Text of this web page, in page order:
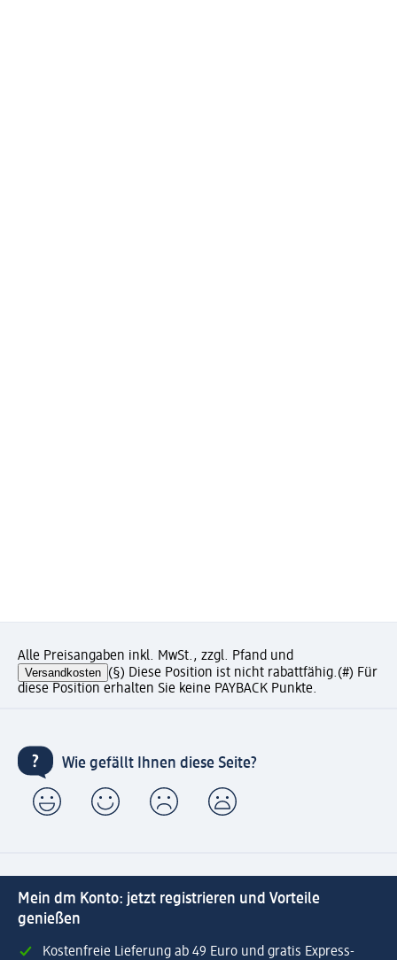
Alle Preisangaben inkl. MwSt., zzgl. Pfand und
Versandkosten (§) Diese Position ist nicht rabattfähig.(#) Für
diese Position erhalten Sie keine PAYBACK Punkte.
Wie gefällt Ihnen diese Seite?
Mein dm Konto: jetzt registrieren und Vorteile
genießen
Kostenfreie Lieferung ab 49 Euro und gratis Express-